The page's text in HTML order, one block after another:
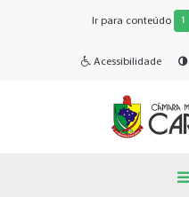
Ir para conteúdo 1
Acessibilidade